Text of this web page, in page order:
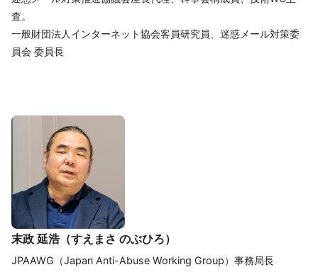
査。
一般財団法人インターネット協会客員研究員、迷惑メール対策委
員会 委員長
末政 延浩（すえまさ のぶひろ）
JPAAWG（Japan Anti-Abuse Working Group）事務局長